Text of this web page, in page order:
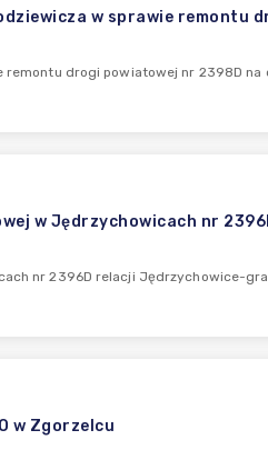
w sprawie remontu
remontu drogi powiatowej nr 2398D na
w Jędrzychowicach nr
nr 2396D relacji Jędrzychowice-
w Zgorzelcu